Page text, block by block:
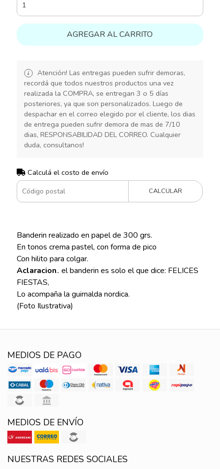
AGREGAR AL CARRITO
Atención! Las entregas pueden sufrir demoras,
recordá que todos nuestros productos una vez
realizada la COMPRA, se entregan 3 o 5 días
posteriores, ya que son personalizados. Luego de
despachar en el correo elegido por el cliente, los dias
de entrega pueden sufrir demora de mas de 7/10
dias, RESPONSABILIDAD DEL CORREO. Cualquier
duda, consultanos!
Calculá el costo de envío
CALCULAR
Banderin realizado en papel de 300 grs.
En tonos crema pastel, con forma de pico
Con hilito para colgar.
Aclaracion.. el banderin es solo el que dice: FELICES
FIESTAS,
Lo acompaña la guirnalda nordica.
(Foto Ilustrativa)
MEDIOS DE PAGO
MEDIOS DE ENVÍO
NUESTRAS REDES SOCIALES